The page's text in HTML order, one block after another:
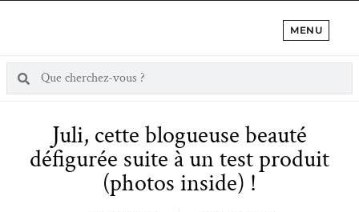
MENU
Juli, cette blogueuse beauté
défigurée suite à un test produit
(photos inside) !